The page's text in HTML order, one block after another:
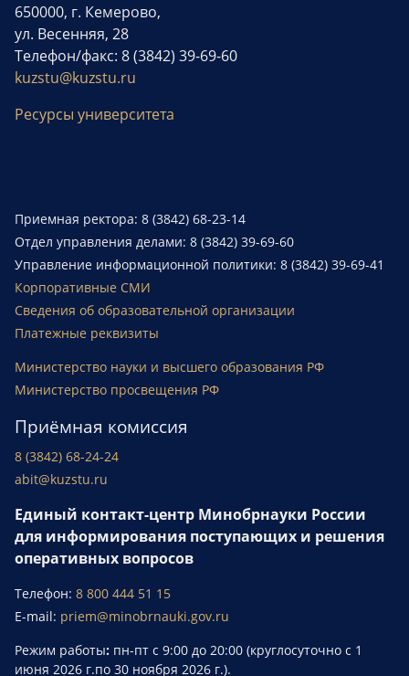
650000, г. Кемерово,
ул. Весенняя, 28
Телефон/факс: 8 (3842) 39-69-60
kuzstu@kuzstu.ru
Ресурсы университета
Приемная ректора: 8 (3842) 68-23-14
Отдел управления делами: 8 (3842) 39-69-60
Управление информационной политики: 8 (3842) 39-69-41
Корпоративные СМИ
Сведения об образовательной организации
Платежные реквизиты
Министерство науки и высшего образования РФ
Министерство просвещения РФ
Приёмная комиссия
8 (3842) 68-24-24
abit@kuzstu.ru
Единый контакт-центр Минобрнауки России
для информирования поступающих и решения
оперативных вопросов
Телефон: 8 800 444 51 15
E-mail: priem@minobrnauki.gov.ru
Режим работы: пн-пт с 9:00 до 20:00 (круглосуточно с 1
июня 2026 г.по 30 ноября 2026 г.).